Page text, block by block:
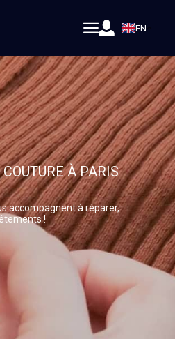
EN
À PARIS
accompagnent à réparer,
!